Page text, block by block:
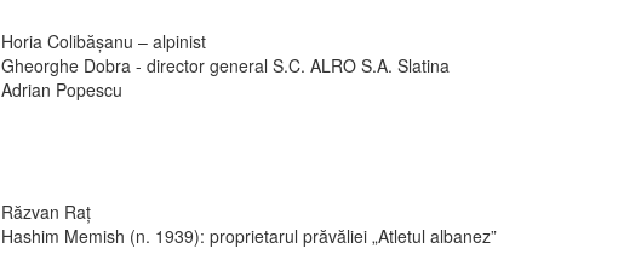
Horia Colibășanu – alpinist
Gheorghe Dobra - director general S.C. ALRO S.A. Slatina
Adrian Popescu
Răzvan Raț
Hashim Memish (n. 1939): proprietarul prăvăliei „Atletul albanez”